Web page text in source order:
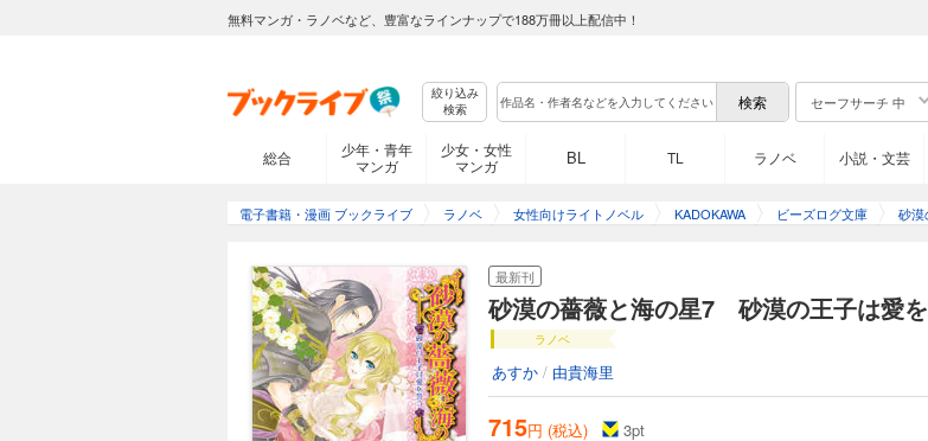
無料マンガ・ラノベなど、豊富なラインナップで188万冊以上配信中！
絞り込み
検索
セーフサーチ 中
総合
少年・青年
マンガ
少女・女性
マンガ
BL TL ラノベ 小説・文芸
電子書籍・漫画 ブックライブ ラノベ 女性向けライトノベル KADOKAWA ビーズログ文庫 砂漠
最新刊
砂漠の薔薇と海の星7 砂漠の王子は愛
ラノベ
あすか / 由貴海里
715円 (税込) 3pt